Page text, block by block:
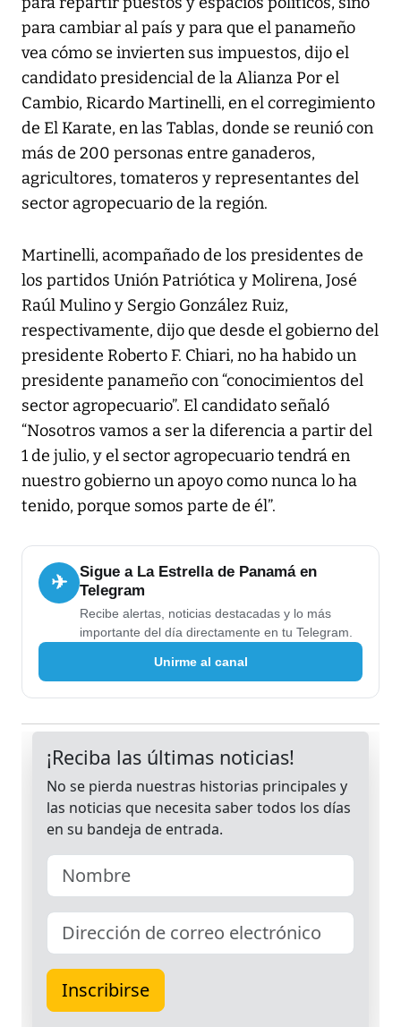
para cambiar al país y para que el panameño
vea cómo se invierten sus impuestos, dijo el
candidato presidencial de la Alianza Por el
Cambio, Ricardo Martinelli, en el corregimiento
de El Karate, en las Tablas, donde se reunió con
más de 200 personas entre ganaderos,
agricultores, tomateros y representantes del
sector agropecuario de la región.
Martinelli, acompañado de los presidentes de
los partidos Unión Patriótica y Molirena, José
Raúl Mulino y Sergio González Ruiz,
respectivamente, dijo que desde el gobierno del
presidente Roberto F. Chiari, no ha habido un
presidente panameño con “conocimientos del
sector agropecuario”. El candidato señaló
“Nosotros vamos a ser la diferencia a partir del
1 de julio, y el sector agropecuario tendrá en
nuestro gobierno un apoyo como nunca lo ha
tenido, porque somos parte de él”.
✈
Sigue a La Estrella de Panamá en
Telegram
Recibe alertas, noticias destacadas y lo más
importante del día directamente en tu Telegram.
Unirme al canal